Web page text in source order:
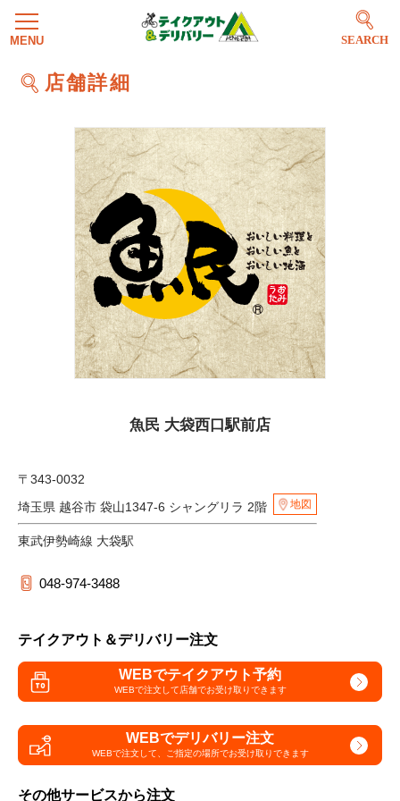
SEARCH
店舗詳細
魚民 大袋西口駅前店
〒343-0032
埼玉県 越谷市 袋山1347-6 シャングリラ 2階
地図
東武伊勢崎線 大袋駅
048-974-3488
テイクアウト＆デリバリー注文
WEBでテイクアウト予約
WEBで注文して店舗でお受け取りできます
WEBでデリバリー注文
WEBで注文して、 ご指定の場所でお受け取りできます
その他サービスから注文